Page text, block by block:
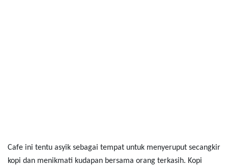
Cafe ini tentu asyik sebagai tempat untuk menyeruput secangkir
kopi dan menikmati kudapan bersama orang terkasih. Kopi